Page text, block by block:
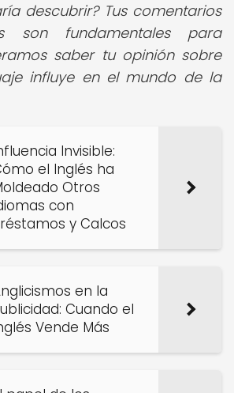
descubrir? Tus comentarios
son fundamentales para
saber tu opinión sobre
influye en el mundo de la
Invisible:
el Inglés ha
Otros
con
y Calcos
en la
Cuando el
Vende Más